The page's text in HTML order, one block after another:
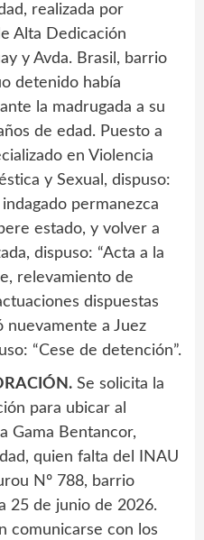
realizada por
Alta Dedicación
y Avda. Brasil, barrio
detenido había
la madrugada a su
de edad. Puesto a
en Violencia
y Sexual, dispuso:
permanezca
estado, y volver a
dispuso: “Acta a la
relevamiento de
dispuestas
a Juez
“Cese de detención”.
Se solicita la
para ubicar al
Gama Bentancor,
quien falta del INAU
Nº 788, barrio
25 de junio de 2026.
comunicarse con los